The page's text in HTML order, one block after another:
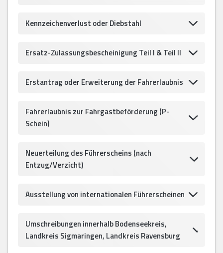
Kennzeichenverlust oder Diebstahl
Ersatz-Zulassungsbescheinigung Teil I & Teil II
Erstantrag oder Erweiterung der Fahrerlaubnis
Fahrerlaubnis zur Fahrgastbeförderung (P-
Schein)
Neuerteilung des Führerscheins (nach
Entzug/Verzicht)
Ausstellung von internationalen Führerscheinen
Umschreibungen innerhalb Bodenseekreis,
Landkreis Sigmaringen, Landkreis Ravensburg